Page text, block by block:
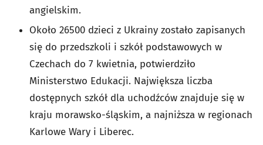
angielskim.
Około 26500 dzieci z Ukrainy zostało zapisanych
się do przedszkoli i szkół podstawowych w
Czechach do 7 kwietnia, potwierdziło
Ministerstwo Edukacji. Największa liczba
dostępnych szkół dla uchodźców znajduje się w
kraju morawsko-śląskim, a najniższa w regionach
Karlowe Wary i Liberec.